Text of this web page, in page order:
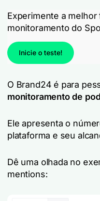
Experimente a
monitoramento do
Inicie o teste!
O Brand24 é para
monitoramento de
Ele apresenta o
plataforma e seu
Dê uma olhada no
mentions: